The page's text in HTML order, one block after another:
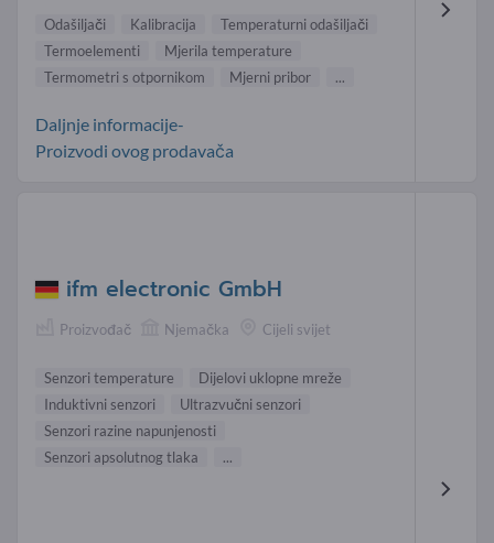
Odašiljači Kalibracija
Temperaturni odašiljači
Termoelementi
Mjerila temperature
Termometri s otpornikom
Mjerni pribor ...
Daljnje informacije-
Proizvodi ovog prodavača
ifm electronic GmbH
Proizvođač Njemačka Cijeli svijet
Senzori temperature
Dijelovi uklopne mreže
Induktivni senzori
Ultrazvučni senzori
Senzori razine napunjenosti
Senzori apsolutnog tlaka
...